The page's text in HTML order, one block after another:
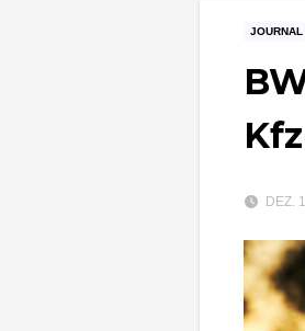
JOURNAL
DEZ.